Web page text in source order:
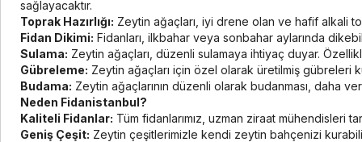
sağlayacaktır.
Toprak Hazırlığı: Zeytin ağaçları, iyi drene olan ve hafif alkali
Fidan Dikimi: Fidanları, ilkbahar veya sonbahar aylarında
Sulama: Zeytin ağaçları, düzenli sulamaya ihtiyaç duyar.
Gübreleme: Zeytin ağaçları için özel olarak üretilmiş gübreleri
Budama: Zeytin ağaçlarının düzenli olarak budanması, daha
Neden Fidanistanbul?
Kaliteli Fidanlar: Tüm fidanlarımız, uzman ziraat mühendisleri
Geniş Çeşit: Zeytin çeşitlerimizle kendi zeytin bahçenizi